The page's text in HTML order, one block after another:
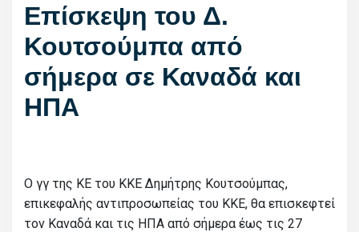
Επίσκεψη του Δ.
Κουτσούμπα από
σήμερα σε Καναδά και
ΗΠΑ
Ο γγ της ΚΕ του ΚΚΕ Δημήτρης Κουτσούμπας,
επικεφαλής αντιπροσωπείας του ΚΚΕ, θα επισκεφτεί
τον Καναδά και τις ΗΠΑ από σήμερα έως τις 27